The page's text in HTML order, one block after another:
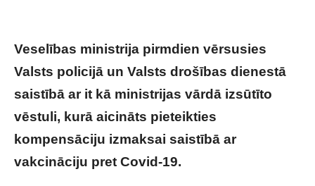
Veselības ministrija pirmdien vērsusies
Valsts policijā un Valsts drošības dienestā
saistībā ar it kā ministrijas vārdā izsūtīto
vēstuli, kurā aicināts pieteikties
kompensāciju izmaksai saistībā ar
vakcināciju pret Covid-19.